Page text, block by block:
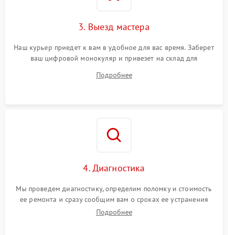
3. Выезд мастера
Наш курьер приедет к вам в удобное для вас время. Заберет
ваш цифровой монокуляр и привезет на склад для
Подробнее
4. Диагностика
Мы проведем диагностику, определим поломку и стоимость
ее ремонта и сразу сообщим вам о сроках ее устранения
Подробнее